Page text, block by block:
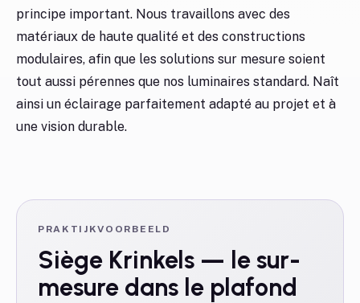
principe important. Nous travaillons avec des
matériaux de haute qualité et des constructions
modulaires, afin que les solutions sur mesure soient
tout aussi pérennes que nos luminaires standard. Naît
ainsi un éclairage parfaitement adapté au projet et à
une vision durable.
PRAKTIJKVOORBEELD
Siège Krinkels — le sur-
mesure dans le plafond